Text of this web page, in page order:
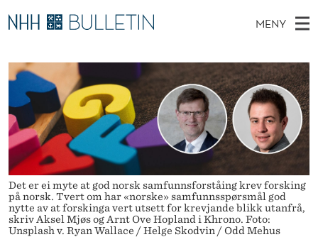
K
V
A
S
T
Å
R
V
MENY
O
V
E
D
M
E
N
Y
Ø
I
T
T
S
E
E
T
Stipendiater og nye forskerprofiler
Disputaser
Ekspertutvalg
Om Bulletin
Det er ei myte at god norsk samfunnsforståing krev forsking
på norsk. Tvert om har «norske» samfunnsspørsmål god
nytte av at forskinga vert utsett for krevjande blikk utanfrå,
skriv Aksel Mjøs og Arnt Ove Hopland i Khrono. Foto:
Unsplash v. Ryan Wallace / Helge Skodvin / Odd Mehus